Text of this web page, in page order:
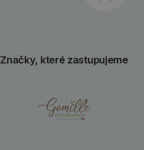
Značky, které zastupujeme